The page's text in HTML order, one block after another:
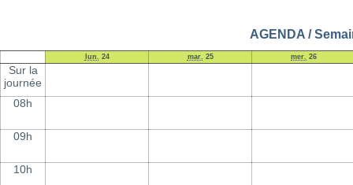
AGENDA /
lun. 24 mar. 25 mer. 26
Sur la
journée
08h
09h
10h